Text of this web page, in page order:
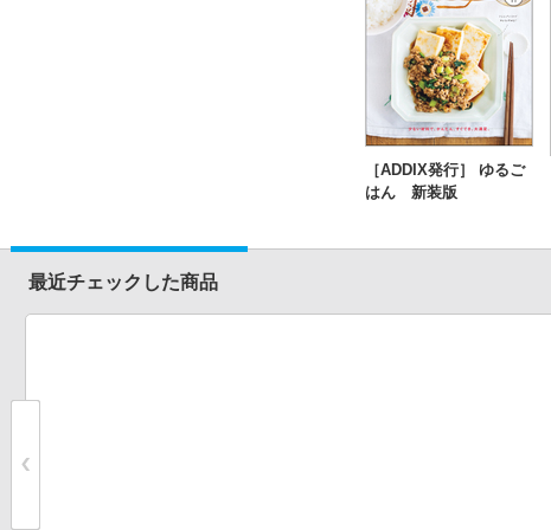
［ADDIX発行］ ゆるご
はん 新装版
最近チェックした商品